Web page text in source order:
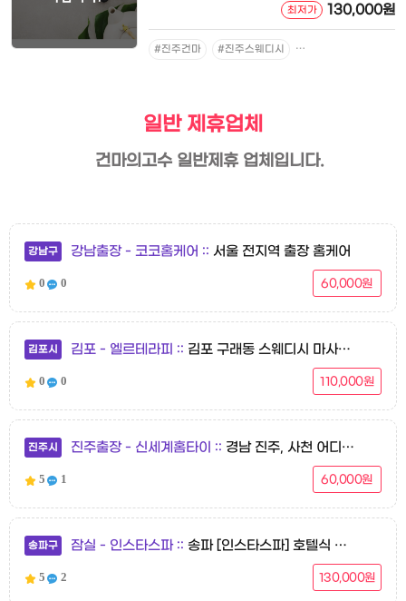
최저가 130,000원
#진주건마 #진주스웨디시 #진주아로마마사지
일반 제휴업체
건마의고수 일반제휴 업체입니다.
강남구 강남출장 - 코코홈케어 서울 전지역 출장 홈케어
0 0 60,000원
김포시 김포 - 엘르테라피 김포 구래동 스웨디시 마사지 [엘르테라피] 전원 20대 한국인 여성 관리사 ♥구래역 4번출구 도보5분♥
0 0 110,000원
진주시 진주출장 - 신세계홈타이 경남 진주, 사천 어디든 가는 신세계홈타이 입니다
5 1 60,000원
송파구 잠실 - 인스타스파 송파 [인스타스파] 호텔식 건식 마사지 G.R.A.N.D OPEN 전원 한국인 관리사 최고의 퀄리티 서비스
5 2 130,000원